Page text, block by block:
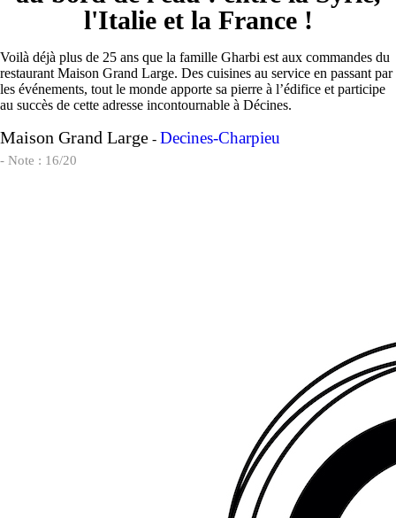
l'Italie et la France !
Voilà déjà plus de 25 ans que la famille Gharbi est aux commandes du
restaurant Maison Grand Large. Des cuisines au service en passant par
les événements, tout le monde apporte sa pierre à l’édifice et participe
au succès de cette adresse incontournable à Décines.
Maison Grand Large - Decines-Charpieu
- Note : 16/20